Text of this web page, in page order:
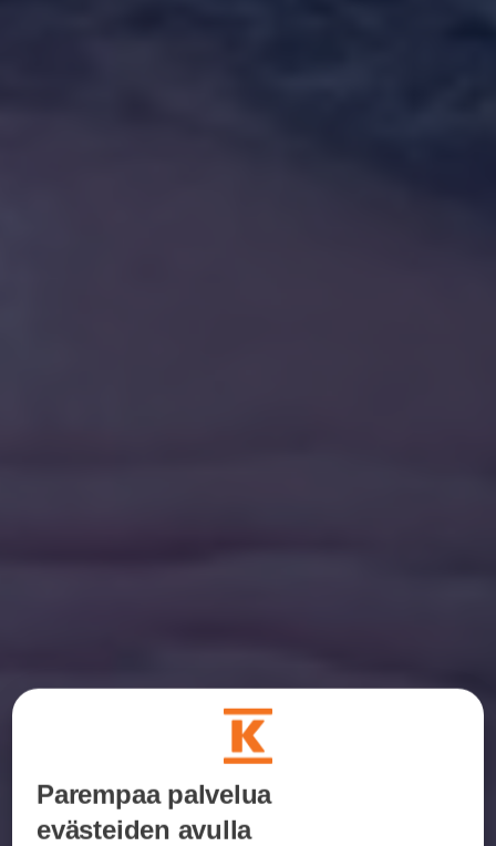
Parempaa palvelua
evästeiden avulla